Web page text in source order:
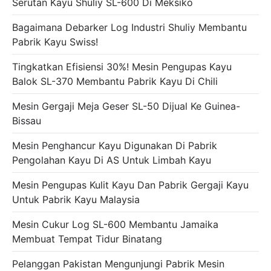
Bagaimana Debarker Log Industri Shuliy Membantu
Pabrik Kayu Swiss!
Tingkatkan Efisiensi 30%! Mesin Pengupas Kayu
Balok SL-370 Membantu Pabrik Kayu Di Chili
Mesin Gergaji Meja Geser SL-50 Dijual Ke Guinea-
Bissau
Mesin Penghancur Kayu Digunakan Di Pabrik
Pengolahan Kayu Di AS Untuk Limbah Kayu
Mesin Pengupas Kulit Kayu Dan Pabrik Gergaji Kayu
Untuk Pabrik Kayu Malaysia
Mesin Cukur Log SL-600 Membantu Jamaika
Membuat Tempat Tidur Binatang
Pelanggan Pakistan Mengunjungi Pabrik Mesin